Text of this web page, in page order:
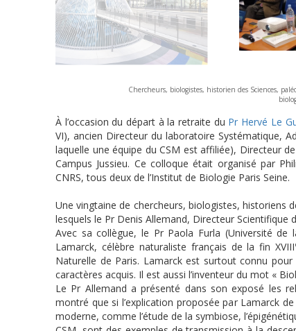
Chercheurs, biologistes, historien des Sciences,
À l’occasion du départ à la retraite du Pr Hervé Le
VI), ancien Directeur du laboratoire Systématique,
laquelle une équipe du CSM est affiliée), Directeur
Campus Jussieu. Ce colloque était organisé par
CNRS, tous deux de l’Institut de Biologie Paris Seine.
Une vingtaine de chercheurs, biologistes, historiens
lesquels le Pr Denis Allemand, Directeur Scientifique
Avec sa collègue, le Pr Paola Furla (Université
Lamarck, célèbre naturaliste français de la fin XVIII
Naturelle de Paris. Lamarck est surtout connu
caractères acquis. Il est aussi l’inventeur du mot «
Le Pr Allemand a présenté dans son exposé les
montré que si l’explication proposée par Lamarck
moderne, comme l’étude de la symbiose,